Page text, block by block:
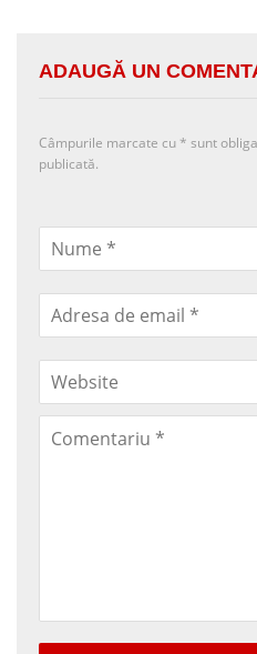
ADAUGĂ UN
Câmpurile marcate cu * sunt
publicată.